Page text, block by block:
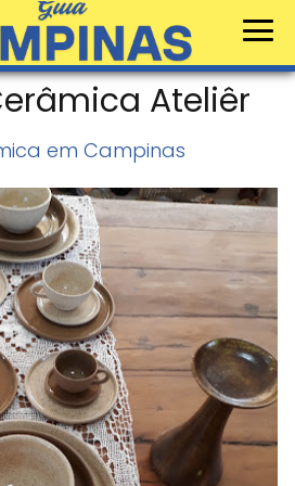
Ateliêr
em Campinas